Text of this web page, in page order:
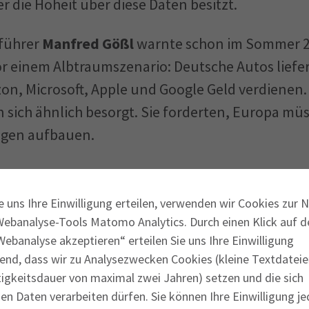
uns Ihre Einwilligung erteilen, verwenden wir Cookies zur
Tools Matomo Analytics. Durch einen Klick auf
akzeptieren“ erteilen Sie uns Ihre Einwilligung
dass wir zu Analysezwecken Cookies (kleine
von maximal zwei Jahren) setzen und die sich
Daten verarbeiten dürfen. Sie können Ihre Einwilligung
die Hoheit über diese Daten besitzt.
Manfred Gößlwarnte schon im Sommer
einem Albtraumszenario: Deutsche Autos
Microsoft, Apple und Google Geld
ähnlich besorgt. Sie forderten, Europa
aufbauen.
Data Space (MDS)
Angela Merkel(CDU) hatte die gleiche Idee.
eigenen Datenraum zu schaffen. Abseits